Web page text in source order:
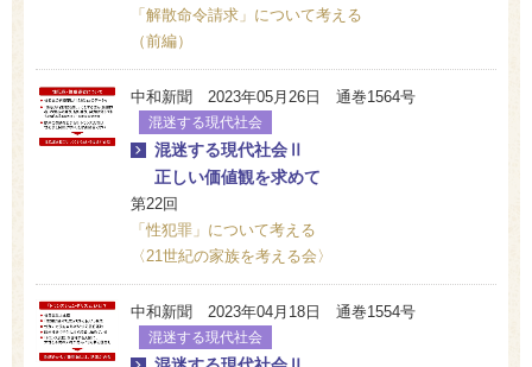
「解散命令請求」について考える
（前編）
中和新聞 2023年05月26日 通巻1564号
混迷する現代社会
混迷する現代社会Ⅱ
正しい価値観を求めて
第22回
「性犯罪」について考える
〈21世紀の家族を考える会〉
中和新聞 2023年04月18日 通巻1554号
混迷する現代社会